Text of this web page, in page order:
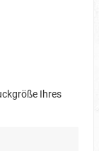
Ihres